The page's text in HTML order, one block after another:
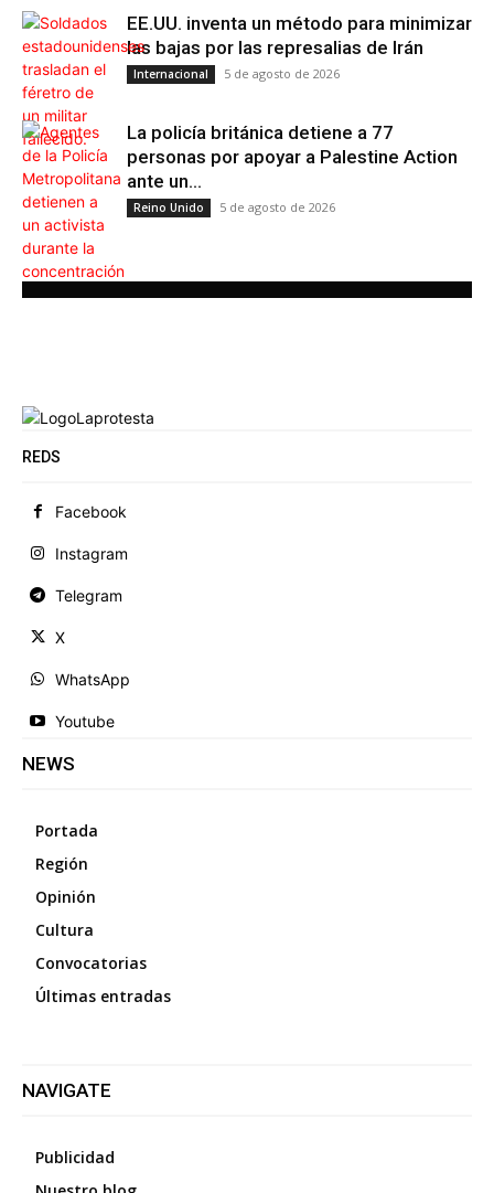
EE.UU. inventa un método para minimizar
las bajas por las represalias de Irán
Internacional 5 de agosto de 2026
La policía británica detiene a 77
personas por apoyar a Palestine Action
ante un...
Reino Unido 5 de agosto de 2026
REDS
Facebook
Instagram
Telegram
X
WhatsApp
Youtube
NEWS
Portada
Región
Opinión
Cultura
Convocatorias
Últimas entradas
NAVIGATE
Publicidad